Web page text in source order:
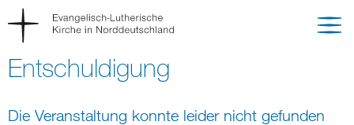
Entschuldigung
Die Veranstaltung konnte leider nicht gefunden